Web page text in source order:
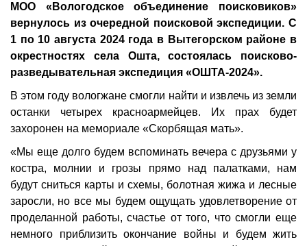
МОО «Вологодское объединение поисковиков»
вернулось из очередной поисковой экспедиции. С
1 по 10 августа 2024 года в Вытегорском районе в
окрестностях села Ошта, состоялась поисково-
разведывательная экспедиция «ОШТА-2024».
В этом году вологжане смогли найти и извлечь из земли
останки четырех красноармейцев. Их прах будет
захоронен на мемориале «Скорбящая мать».
«Мы еще долго будем вспоминать вечера с друзьями у
костра, молнии и грозы прямо над палатками, нам
будут сниться карты и схемы, болотная жижа и лесные
заросли, но все мы будем ощущать удовлетворение от
проделанной работы, счастье от того, что смогли еще
немного приблизить окончание войны и будем жить